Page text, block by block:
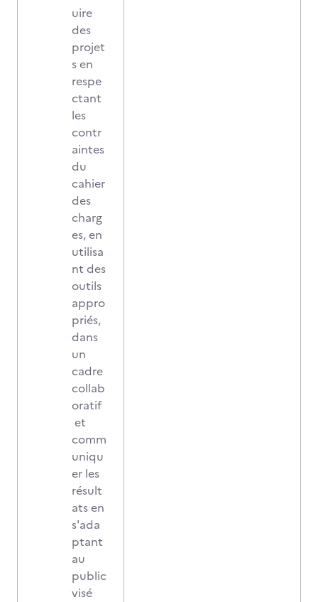
uire
des
projet
s en
respe
ctant
les
contr
aintes
du
cahier
des
charg
es, en
utilisa
nt des
outils
appro
priés,
dans
un
cadre
collab
oratif
et
comm
uniqu
er les
résult
ats en
s'ada
ptant
au
public
visé